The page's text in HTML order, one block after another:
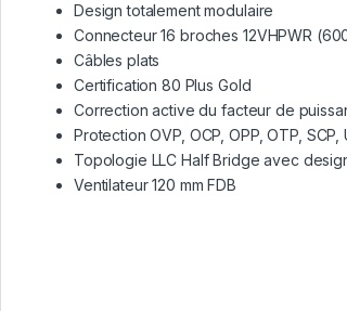
Design totalement modulaire
Connecteur 16 broches 12VHPWR
Câbles plats
Certification 80 Plus Gold
Correction active du facteur de
Protection OVP, OCP, OPP, OTP,
Topologie LLC Half Bridge avec
Ventilateur 120 mm FDB